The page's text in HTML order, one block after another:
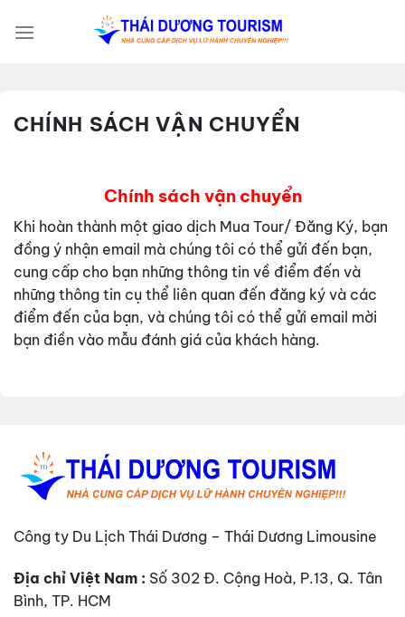
qua
CHÍNH SÁCH VẬN CHUYỂN
Chính sách vận chuyển
Khi hoàn thành một giao dịch Mua Tour/ Đăng Ký, bạn
đồng ý nhận email mà chúng tôi có thể gửi đến bạn,
cung cấp cho bạn những thông tin về điểm đến và
những thông tin cụ thể liên quan đến đăng ký và các
điểm đến của bạn, và chúng tôi có thể gửi email mời
bạn điền vào mẫu đánh giá của khách hàng.
Công ty Du Lịch Thái Dương – Thái Dương Limousine
Địa chỉ Việt Nam : Số 302 Đ. Cộng Hoà, P.13, Q. Tân
Bình, TP. HCM